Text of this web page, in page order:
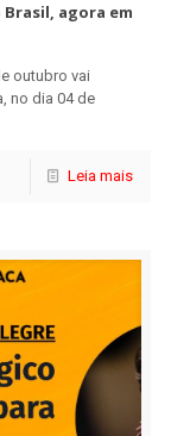
agora em
outubro vai
no dia 04 de
Leia mais